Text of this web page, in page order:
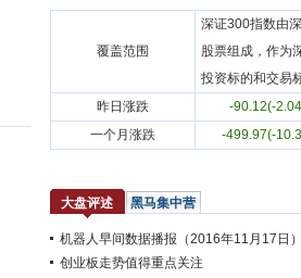
覆盖范围
深证300指数由
股票组成，作为
投资标的和交易
昨日涨跌
-90.12(-
一个月涨跌
-499.97(-
大盘评述 黑马集中营
机器人早间数据播报（2016年11月17日
创业板走势值得重点关注